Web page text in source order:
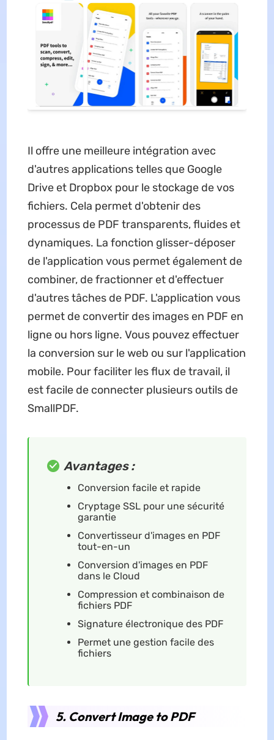
Il offre une meilleure intégration avec
d'autres applications telles que Google
Drive et Dropbox pour le stockage de vos
fichiers. Cela permet d'obtenir des
processus de PDF transparents, fluides et
dynamiques. La fonction glisser-déposer
de l'application vous permet également de
combiner, de fractionner et d'effectuer
d'autres tâches de PDF. L'application vous
permet de convertir des images en PDF en
ligne ou hors ligne. Vous pouvez effectuer
la conversion sur le web ou sur l'application
mobile. Pour faciliter les flux de travail, il
est facile de connecter plusieurs outils de
SmallPDF.
Avantages :
Conversion facile et rapide
Cryptage SSL pour une sécurité
garantie
Convertisseur d'images en PDF
tout-en-un
Conversion d'images en PDF
dans le Cloud
Compression et combinaison de
fichiers PDF
Signature électronique des PDF
Permet une gestion facile des
fichiers
5. Convert Image to PDF